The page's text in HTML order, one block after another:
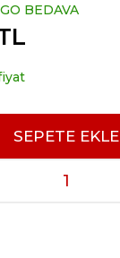
BEDAVA
SEPETE EKLE